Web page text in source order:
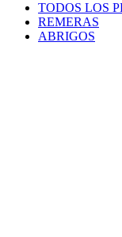
TODOS LOS
REMERAS
ABRIGOS